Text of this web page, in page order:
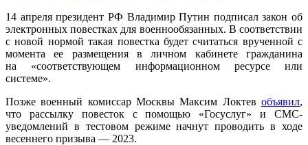
14 апреля президент РФ Владимир Путин подписал закон об
электронных повестках для военнообязанных. В соответствии
с новой нормой такая повестка будет считаться врученной с
момента ее размещения в личном кабинете гражданина
на «соответствующем информационном ресурсе или
системе».
Позже военный комиссар Москвы Максим Локтев объявил,
что рассылку повесток с помощью «Госуслуг» и СМС-
уведомлений в тестовом режиме начнут проводить в ходе
весеннего призыва — 2023.